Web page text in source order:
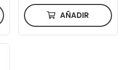
AÑADIR